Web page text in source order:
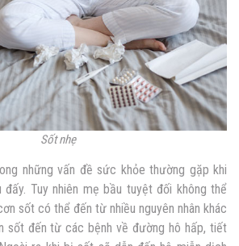
Sốt nhẹ
những vấn đề sức khỏe thường gặp khi
Tuy nhiên mẹ bầu tuyệt đối không thể
sốt có thể đến từ nhiều nguyên nhân khác
sốt đến từ các bệnh về đường hô hấp, tiết